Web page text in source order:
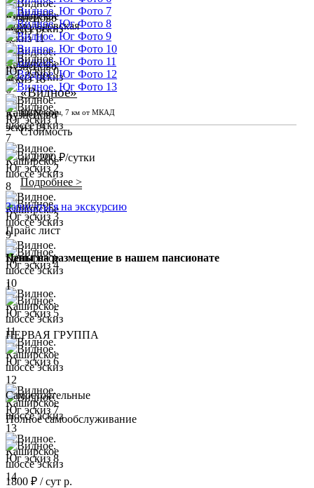
«Видное»
ЮГ Москвы, 7 км от МКАД
Стоимость
от2 200 ₽/сутки
Подробнее >
Записаться на экскурсию
Прайс лист
Цены на размещение в нашем пансионате
1
ПЕРВАЯ ГРУППА
Самостоятельные
Полное самообслуживание
1800 ₽ / сут р.